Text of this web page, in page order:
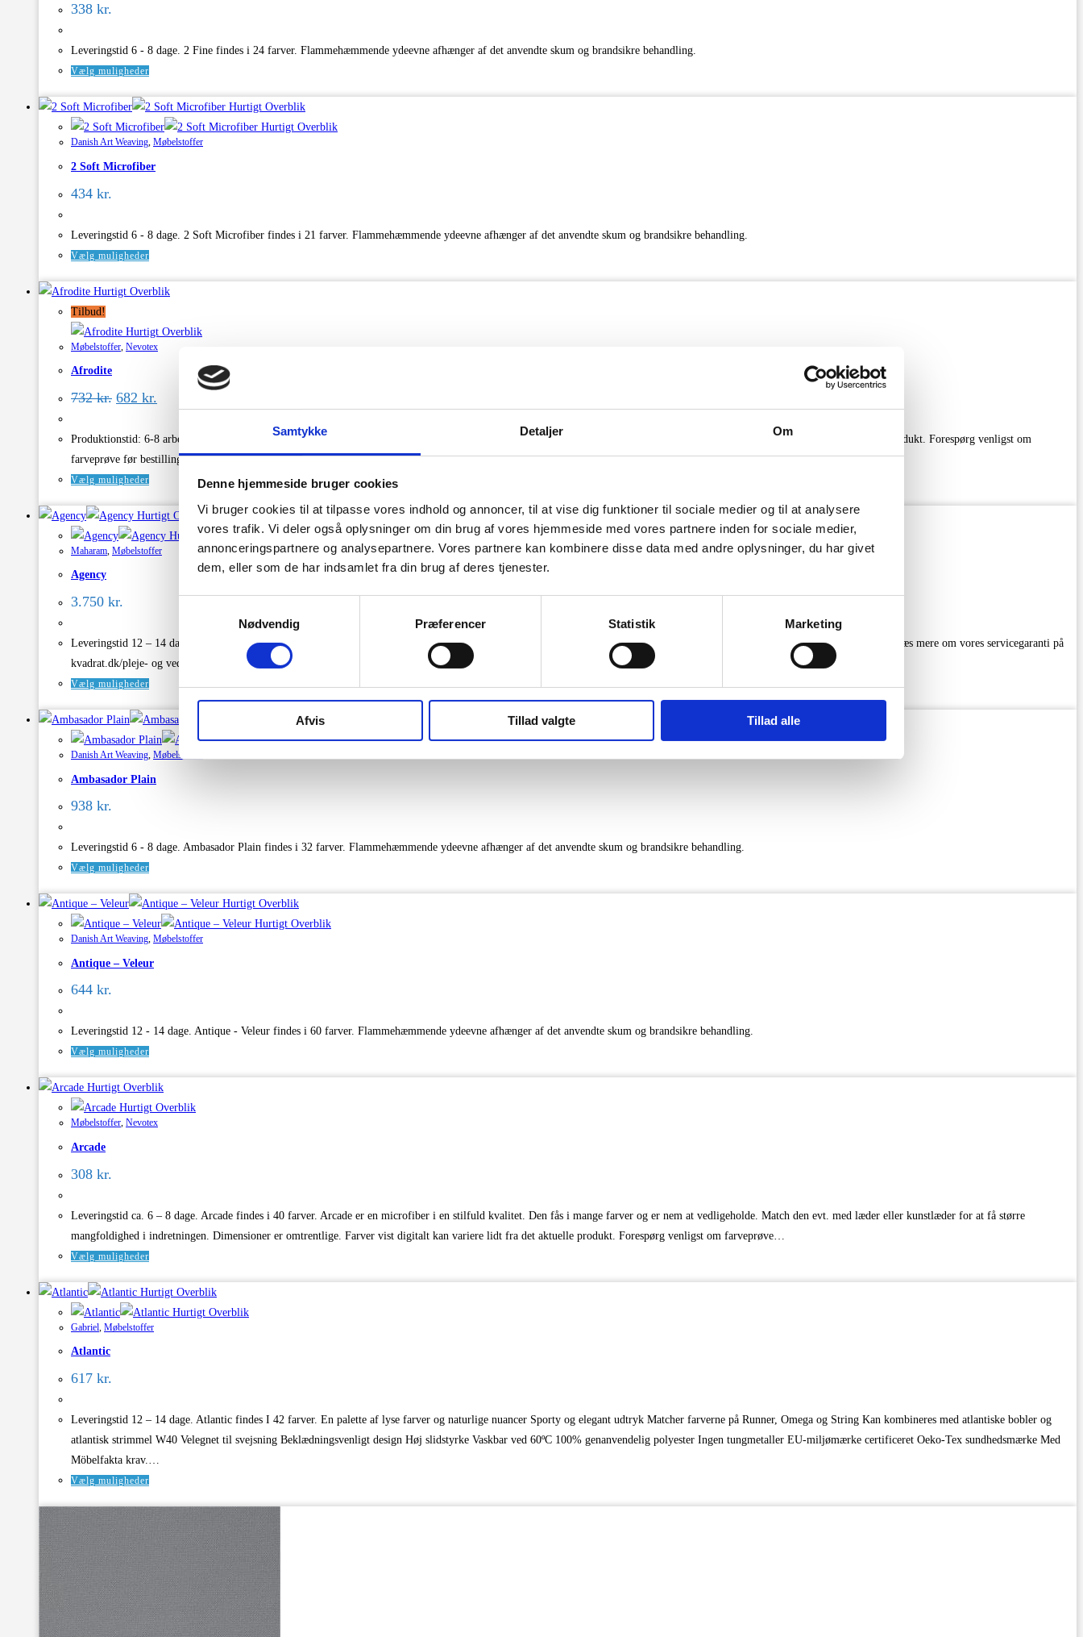
Samtykke Detaljer Om
Denne hjemmeside bruger cookies
Vi bruger cookies til at tilpasse vores indhold og annoncer, til at vise dig funktioner til sociale medier og til at analysere
vores trafik. Vi deler også oplysninger om din brug af vores hjemmeside med vores partnere inden for sociale medier,
annonceringspartnere og analysepartnere. Vores partnere kan kombinere disse data med andre oplysninger, du har givet
dem, eller som de har indsamlet fra din brug af deres tjenester.
Nødvendig
Præferencer Statistik Marketing
Afvis Tillad valgte Tillad alle
338 kr.
Leveringstid 6 - 8 dage. 2 Fine findes i 24 farver. Flammehæmmende ydeevne afhænger af det anvendte skum og brandsikre behandling.
Vælg muligheder
har
flere
varianter.
Mulighederne
på
varesiden
Hurtigt Overblik
Hurtigt Overblik
Danish Art Weaving, Møbelstoffer
2 Soft Microfiber
434 kr.
Leveringstid 6 - 8 dage. 2 Soft Microfiber findes i 21 farver. Flammehæmmende ydeevne afhænger af det anvendte skum og brandsikre behandling.
Vælg mulighederDette
har
varianter.
Mulighederne
vælges
varesiden
Hurtigt Overblik
Tilbud!
Hurtigt Overblik
Møbelstoffer Nevotex
Afrodite
732kr. Den
oprindelige
var:
732 kr..
682 kr.
aktuelle
er:
682 kr..
Produktionstid: 6-8 arbejdsdage + leveringstid 3-4 arbejdsdage Leveringstid ca. 6 – 8 arbejdsdage. Dimensioner er omtrentlige. Farver vist digitalt kan variere lidt fra det aktuelle produkt. Forespørg venligst om
farveprøve før bestilling.
Vælg muligheder
har
flere
varianter.
på
varesiden
Hurtigt Overblik
Hurtigt Overblik
Maharam, Møbelstoffer
Agency
3.750 kr.
Leveringstid 12 – 14 dage. Agency findes i 6 farver. Dimensioner er omtrentlige Farver vist digitalt kan variere lidt fra det aktuelle produkt. Forespørg venligst prøve før bestilling Læs mere om vores servicegaranti på
kvadrat.dk/pleje- og vedligeholdelse.
Vælg muligheder
har
flere
varianter.
Mulighederne
på
varesiden
Hurtigt Overblik
Hurtigt Overblik
Danish Art Weaving, Møbelstoffer
Ambasador Plain
938 kr.
Leveringstid 6 - 8 dage. Ambasador Plain findes i 32 farver. Flammehæmmende ydeevne afhænger af det anvendte skum og brandsikre behandling.
Vælg muligheder
har
flere
varianter.
Mulighederne
på
varesiden
Hurtigt Overblik
Hurtigt Overblik
Danish Art Weaving, Møbelstoffer
Antique – Veleur
644 kr.
Leveringstid 12 - 14 dage. Antique - Veleur findes i 60 farver. Flammehæmmende ydeevne afhænger af det anvendte skum og brandsikre behandling.
Vælg muligheder
har
flere
varianter.
på
varesiden
Hurtigt Overblik
Hurtigt Overblik
Møbelstoffer, Nevotex
Arcade
308 kr.
Leveringstid ca. 6 – 8 dage. Arcade findes i 40 farver. Arcade er en microfiber i en stilfuld kvalitet. Den fås i mange farver og er nem at vedligeholde. Match den evt. med læder eller kunstlæder for at få større
mangfoldighed i indretningen. Dimensioner er omtrentlige. Farver vist digitalt kan variere lidt fra det aktuelle produkt. Forespørg venligst om farveprøve…
Vælg mulighederDette
har
flere
varianter.
på
varesiden
Hurtigt Overblik
Hurtigt Overblik
Gabriel Møbelstoffer
Atlantic
617 kr.
Leveringstid 12 – 14 dage. Atlantic findes I 42 farver. En palette af lyse farver og naturlige nuancer Sporty og elegant udtryk Matcher farverne på Runner, Omega og String Kan kombineres med atlantiske bobler og
atlantisk strimmel W40 Velegnet til svejsning Beklædningsvenligt design Høj slidstyrke Vaskbar ved 60ºC 100% genanvendelig polyester Ingen tungmetaller EU-miljømærke certificeret Oeko-Tex sundhedsmærke Med
Möbelfakta krav.…
Vælg muligheder
har
varianter.
Mulighederne
kan
vælges